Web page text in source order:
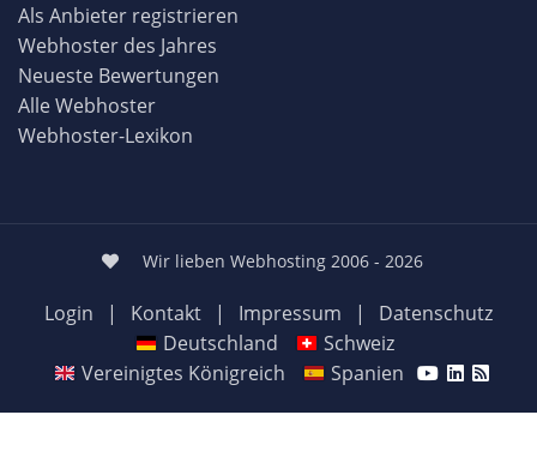
Als Anbieter registrieren
Webhoster des Jahres
Neueste Bewertungen
Alle Webhoster
Webhoster-Lexikon
Wir lieben Webhosting 2006 - 2026
Login | Kontakt | Impressum |
Datenschutz
Deutschland
Schweiz
Vereinigtes Königreich
Spanien